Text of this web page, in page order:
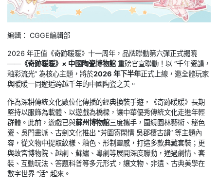
編輯： CGGE編輯部
2026 年正值《奇跡暖暖》十一周年，品牌聯動第六彈正式揭曉
——《奇跡暖暖》× 中國陶瓷博物館重磅官宣聯動！以 “千年瓷韻，
釉彩流光” 為核心主題，將於2026 年下半年正式上線，邀全體玩家
與暖暖一同邂逅跨越千年的中國陶瓷之美。
作為深耕傳統文化數位化傳播的經典換裝手遊，《奇跡暖暖》長期
堅持以服飾為載體、以遊戲為橋樑，讓中華優秀傳統文化走進年輕
群體。此前，遊戲已與蘇州博物館三度攜手，圍繞園林藝術、秘色
瓷、吳門畫派、古劍文化推出 “芳園寄閑情 吳郡棲古韻” 等主題內
容，從文物中提取紋樣、釉色、形制靈感，打造多款典藏套裝；更
與故宮博物院、越劇、蘇繡、粵劇等展開深度聯動，通過劇情、套
裝、互動玩法、答題科普等多元形式，讓文物、非遺、古典美學在
數字世界 “活” 起來。